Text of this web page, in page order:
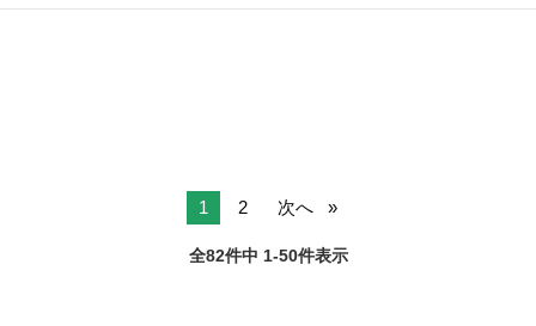
ニマルシェ キッチンカー。フリーピアノ。などなど 海老名中央公園内
1 2 次へ
全82件中 1-50件表示